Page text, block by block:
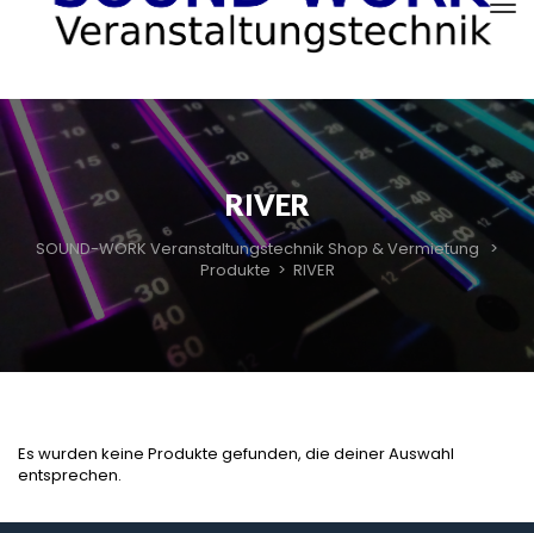
RIVER
SOUND-WORK Veranstaltungstechnik Shop & Vermietung >
Produkte > RIVER
Es wurden keine Produkte gefunden, die deiner Auswahl
entsprechen.